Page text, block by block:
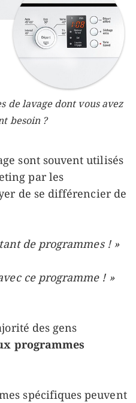
de lavage dont vous avez
besoin ?
sont souvent utilisés
par les
de se différencier de
de programmes ! »
ce programme ! »
des gens
programmes
spécifiques peuvent